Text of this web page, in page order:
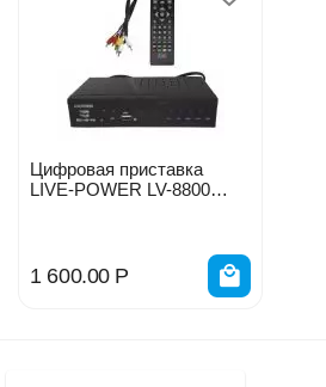
Цифровая приставка
LIVE-POWER LV-8800
1 600.00 Р